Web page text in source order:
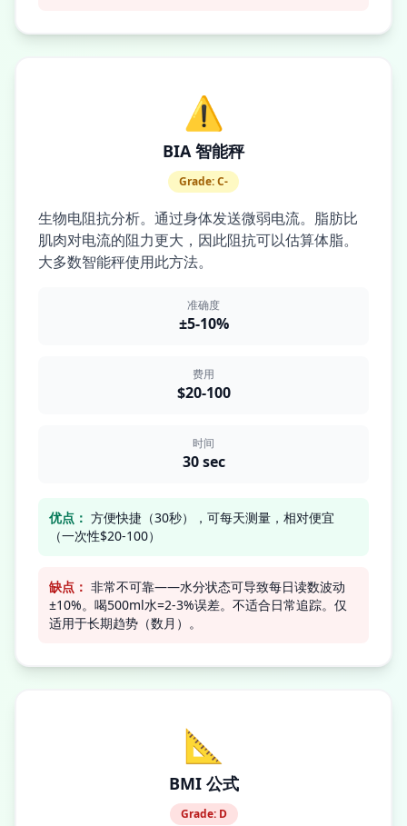
⚠️
BIA 智能秤
Grade:C-
生物电阻抗分析。通过身体发送微弱电流。脂肪比
肌肉对电流的阻力更大，因此阻抗可以估算体脂。
大多数智能秤使用此方法。
准确度
±5-10%
费用
$20-100
时间
30 sec
优点： 方便快捷（30秒），可每天测量，相对便宜
（一次性$20-100）
缺点： 非常不可靠——水分状态可导致每日读数波动
±10%。喝500ml水=2-3%误差。不适合日常追踪。仅
适用于长期趋势（数月）。
📐
BMI 公式
Grade: D